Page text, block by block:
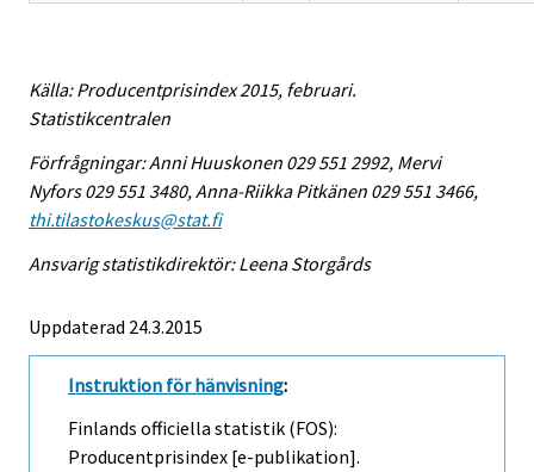
Källa: Producentprisindex 2015, februari.
Statistikcentralen
Förfrågningar: Anni Huuskonen 029 551 2992, Mervi
Nyfors 029 551 3480, Anna-Riikka Pitkänen 029 551 3466,
thi.tilastokeskus@stat.fi
Ansvarig statistikdirektör: Leena Storgårds
Uppdaterad 24.3.2015
Instruktion för hänvisning:
Finlands officiella statistik (FOS):
Producentprisindex [e-publikation].